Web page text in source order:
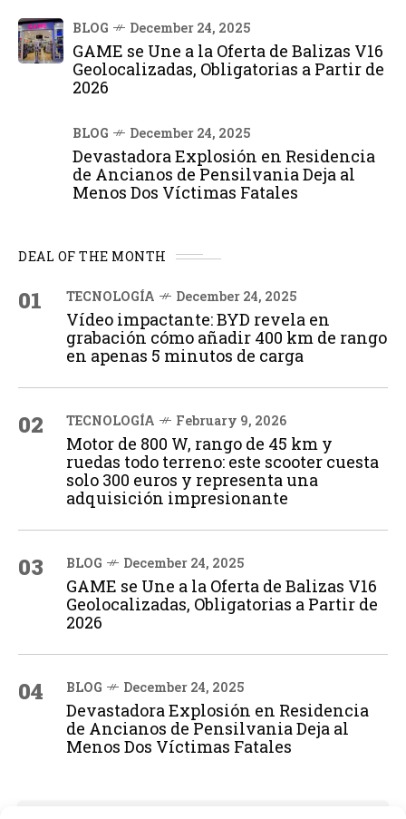
BLOG December 24, 2025
GAME se Une a la Oferta de Balizas V16
Geolocalizadas, Obligatorias a Partir de
2026
BLOG December 24, 2025
Devastadora Explosión en Residencia
de Ancianos de Pensilvania Deja al
Menos Dos Víctimas Fatales
DEAL OF THE MONTH
01 TECNOLOGÍA December 24, 2025
Vídeo impactante: BYD revela en
grabación cómo añadir 400 km de rango
en apenas 5 minutos de carga
02 TECNOLOGÍA February 9, 2026
Motor de 800 W, rango de 45 km y
ruedas todo terreno: este scooter cuesta
solo 300 euros y representa una
adquisición impresionante
03 BLOG December 24, 2025
GAME se Une a la Oferta de Balizas V16
Geolocalizadas, Obligatorias a Partir de
2026
04 BLOG December 24, 2025
Devastadora Explosión en Residencia
de Ancianos de Pensilvania Deja al
Menos Dos Víctimas Fatales